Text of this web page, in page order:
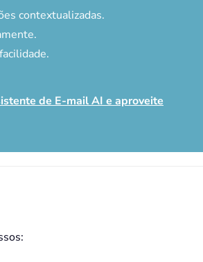
contextualizadas.
de E-mail AI e aproveite